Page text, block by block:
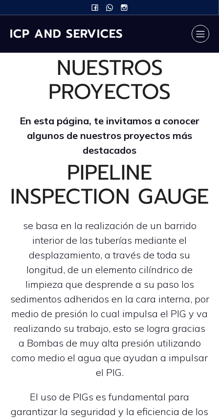
ICP AND SERVICES
NUESTROS
PROYECTOS
En esta página, te invitamos a conocer
algunos de nuestros proyectos más
destacados
PIPELINE
INSPECTION GAUGE
se basa en la realización de un barrido
interior de las tuberías mediante el
desplazamiento, a través de toda su
longitud, de un elemento cilíndrico de
limpieza que desprende a su paso los
sedimentos adheridos en la cara interna, por
medio de presión lo cual impulsa el PIG y va
realizando su trabajo, esto se logra gracias
a Bombas de muy alta presión utilizando
como medio el agua que ayudan a impulsar
el PIG.
El uso de PIGs es fundamental para
garantizar la seguridad y la eficiencia de los